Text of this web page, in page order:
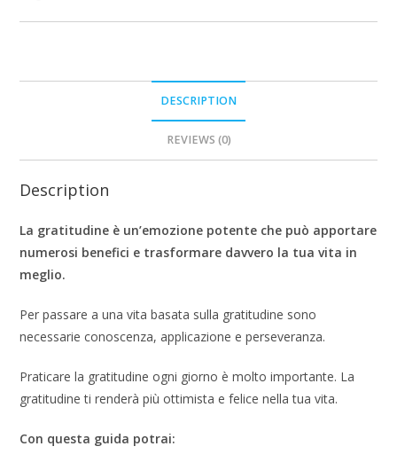
DESCRIPTION
REVIEWS (0)
Description
La gratitudine è un’emozione potente che può apportare
numerosi benefici e trasformare davvero la tua vita in
meglio.
Per passare a una vita basata sulla gratitudine sono
necessarie conoscenza, applicazione e perseveranza.
Praticare la gratitudine ogni giorno è molto importante. La
gratitudine ti renderà più ottimista e felice nella tua vita.
Con questa guida potrai: